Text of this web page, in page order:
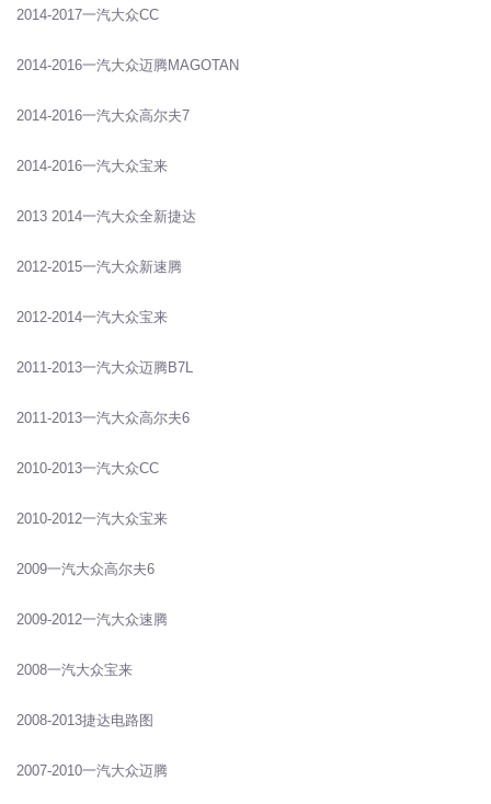
2014-2017一汽大众CC
2014-2016一汽大众迈腾MAGOTAN
2014-2016一汽大众高尔夫7
2014-2016一汽大众宝来
2013 2014一汽大众全新捷达
2012-2015一汽大众新速腾
2012-2014一汽大众宝来
2011-2013一汽大众迈腾B7L
2011-2013一汽大众高尔夫6
2010-2013一汽大众CC
2010-2012一汽大众宝来
2009一汽大众高尔夫6
2009-2012一汽大众速腾
2008一汽大众宝来
2008-2013捷达电路图
2007-2010一汽大众迈腾